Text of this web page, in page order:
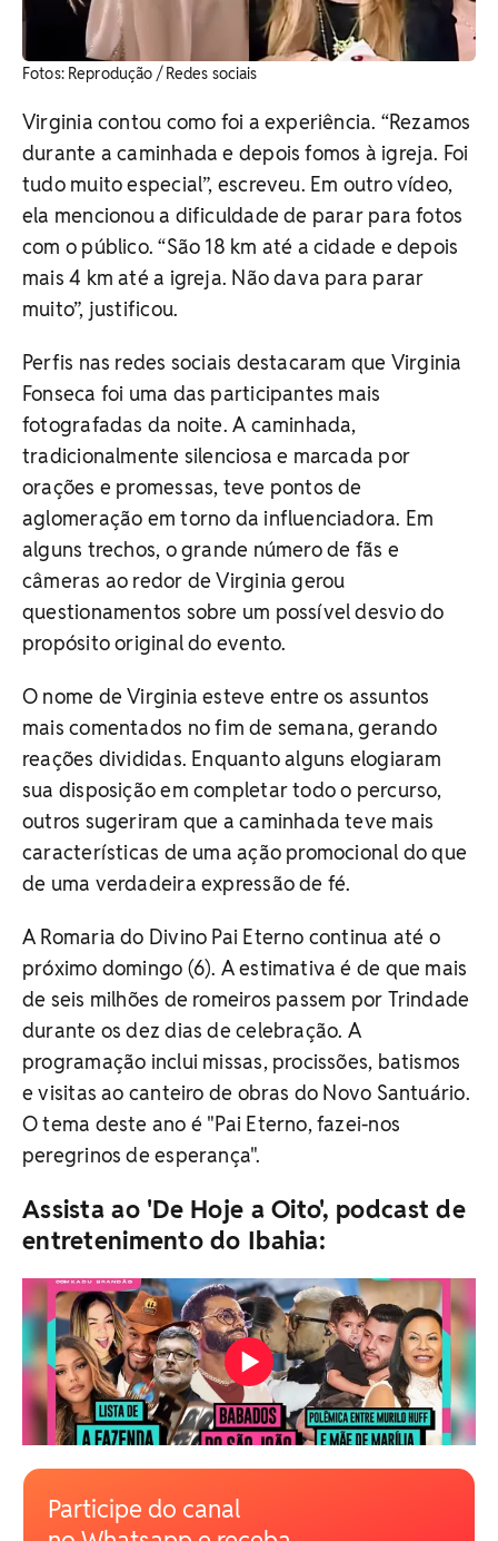
​Fotos: Reprodução / Redes sociais
Virginia contou como foi a experiência. “Rezamos
durante a caminhada e depois fomos à igreja. Foi
tudo muito especial”, escreveu. Em outro vídeo,
ela mencionou a dificuldade de parar para fotos
com o público. “São 18 km até a cidade e depois
mais 4 km até a igreja. Não dava para parar
muito”, justificou.
Perfis nas redes sociais destacaram que Virginia
Fonseca foi uma das participantes mais
fotografadas da noite. A caminhada,
tradicionalmente silenciosa e marcada por
orações e promessas, teve pontos de
aglomeração em torno da influenciadora. Em
alguns trechos, o grande número de fãs e
câmeras ao redor de Virginia gerou
questionamentos sobre um possível desvio do
propósito original do evento.
O nome de Virginia esteve entre os assuntos
mais comentados no fim de semana, gerando
reações divididas. Enquanto alguns elogiaram
sua disposição em completar todo o percurso,
outros sugeriram que a caminhada teve mais
características de uma ação promocional do que
de uma verdadeira expressão de fé.
A Romaria do Divino Pai Eterno continua até o
próximo domingo (6). A estimativa é de que mais
de seis milhões de romeiros passem por Trindade
durante os dez dias de celebração. A
programação inclui missas, procissões, batismos
e visitas ao canteiro de obras do Novo Santuário.
O tema deste ano é "Pai Eterno, fazei-nos
peregrinos de esperança".
Assista ao 'De Hoje a Oito', podcast de
entretenimento do Ibahia:
Participe do canal